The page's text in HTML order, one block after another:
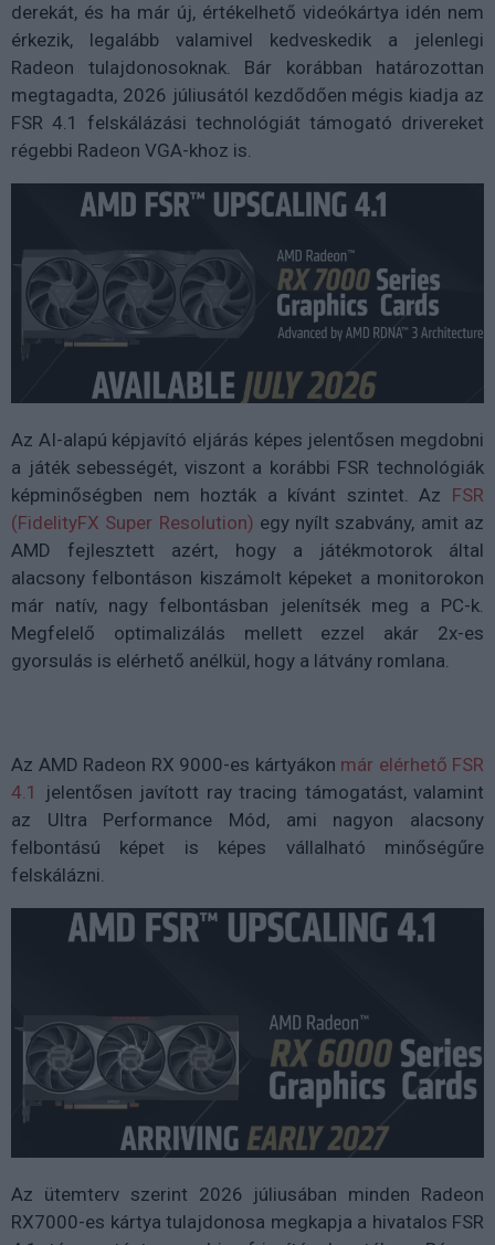
derekát, és ha már új, értékelhető videókártya idén nem
érkezik, legalább valamivel kedveskedik a jelenlegi
Radeon tulajdonosoknak. Bár korábban határozottan
megtagadta, 2026 júliusától kezdődően mégis kiadja az
FSR 4.1 felskálázási technológiát támogató drivereket
régebbi Radeon VGA-khoz is.
Az AI-alapú képjavító eljárás képes jelentősen megdobni
a játék sebességét, viszont a korábbi FSR technológiák
képminőségben nem hozták a kívánt szintet. Az FSR
(FidelityFX Super Resolution) egy nyílt szabvány, amit az
AMD fejlesztett azért, hogy a játékmotorok által
alacsony felbontáson kiszámolt képeket a monitorokon
már natív, nagy felbontásban jelenítsék meg a PC-k.
Megfelelő optimalizálás mellett ezzel akár 2x-es
gyorsulás is elérhető anélkül, hogy a látvány romlana.
Az AMD Radeon RX 9000-es kártyákon már elérhető FSR
4.1
jelentősen javított ray tracing támogatást, valamint
az Ultra Performance Mód, ami nagyon alacsony
felbontású képet is képes vállalható minőségűre
felskálázni.
Az ütemterv szerint 2026 júliusában minden Radeon
RX7000-es kártya tulajdonosa megkapja a hivatalos FSR